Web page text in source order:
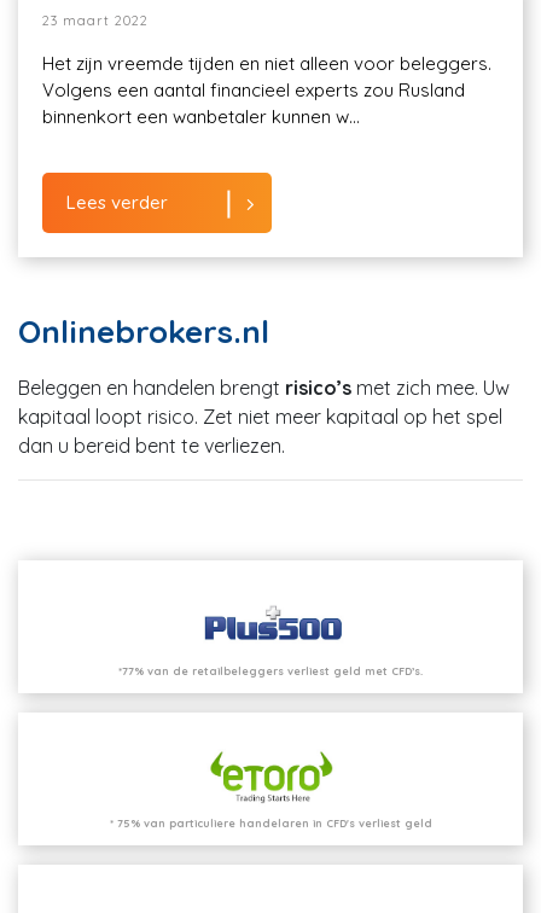
23 maart 2022
Het zijn vreemde tijden en niet alleen voor beleggers.
Volgens een aantal financieel experts zou Rusland
binnenkort een wanbetaler kunnen w...
Lees verder
Onlinebrokers.nl
Beleggen en handelen brengt risico’s met zich mee. Uw
kapitaal loopt risico. Zet niet meer kapitaal op het spel
dan u bereid bent te verliezen.
*77% van de retailbeleggers verliest geld met CFD’s.
* 75% van particuliere handelaren in CFD's verliest geld